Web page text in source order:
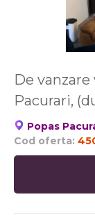
De vanzare
Pacurari,
Popas
Cod oferta: